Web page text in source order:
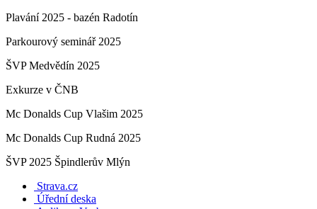
Plavání 2025 - bazén Radotín
Parkourový seminář 2025
ŠVP Medvědín 2025
Exkurze v ČNB
Mc Donalds Cup Vlašim 2025
Mc Donalds Cup Rudná 2025
ŠVP 2025 Špindlerův Mlýn
Strava.cz
Úřední deska